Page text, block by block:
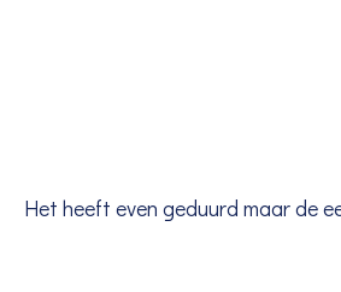
Het heeft even geduurd maar de